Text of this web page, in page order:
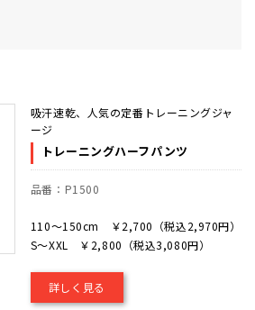
吸汗速乾、人気の定番トレーニングジャ
ージ
トレーニングハーフパンツ
品番：P1500
110～150cm ￥2,700（税込2,970円）
S～XXL ￥2,800（税込3,080円）
詳しく見る